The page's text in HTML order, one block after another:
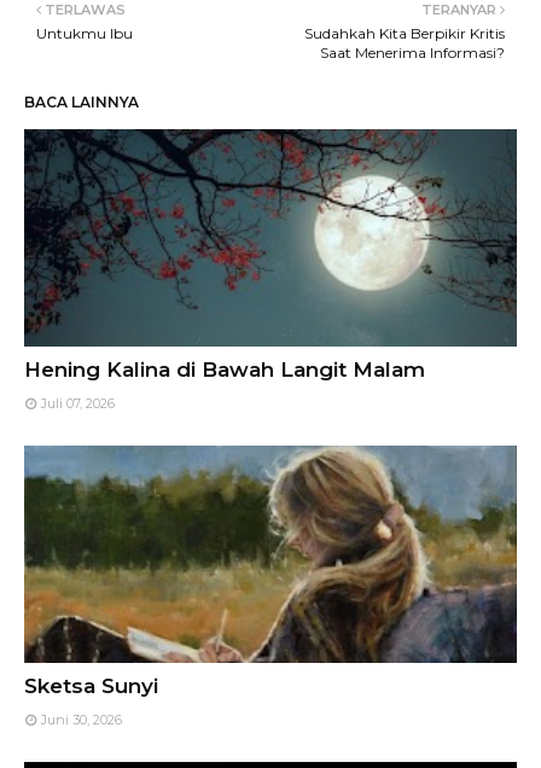
TERANYAR
Sudahkah Kita Berpikir Kritis
Saat Menerima Informasi?
TERLAWAS
Untukmu Ibu
BACA LAINNYA
Hening Kalina di Bawah Langit Malam
Juli 07, 2026
Sketsa Sunyi
Juni 30, 2026